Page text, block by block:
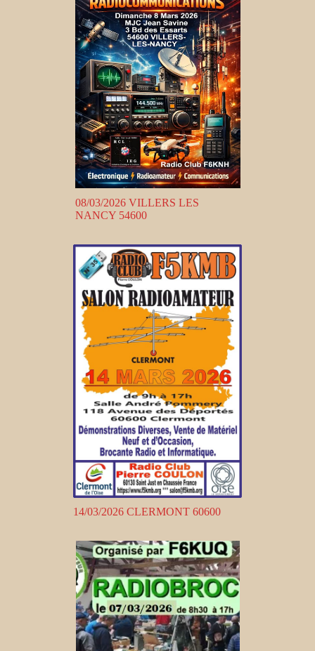
08/03/2026 VILLERS LES
NANCY 54600
14/03/2026 CLERMONT 60600